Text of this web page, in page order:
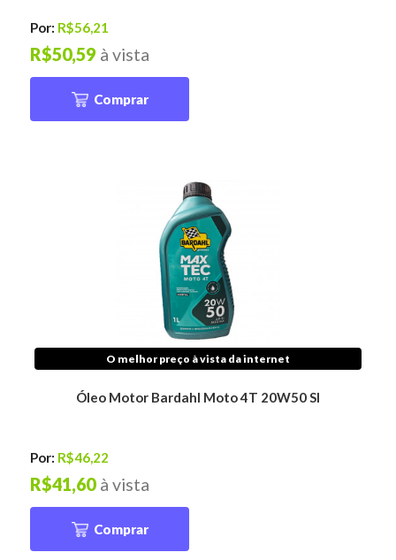
Por: R$56,21
à vista
R$50,59
Comprar
O melhor preço à vista da internet
Óleo Motor Bardahl Moto 4T 20W50 Sl
Por: R$46,22
à vista
R$41,60
Comprar